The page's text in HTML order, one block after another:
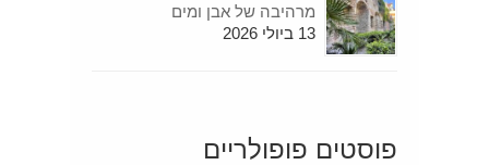
מרהיבה של אבן ומים
13 ביולי 2026
פוסטים פופולריים